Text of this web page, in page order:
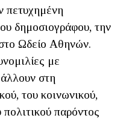
πετυχημένη
δημοσιογράφου, την
Ωδείο Αθηνών.
με
στη
του κοινωνικού,
παρόντος